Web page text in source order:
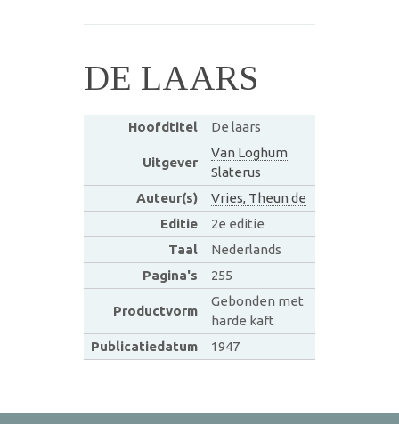
DE LAARS
Hoofdtitel De laars
Uitgever
Van Loghum
Slaterus
Auteur(s)
Vries, Theun de
Editie
2e editie
Taal
Nederlands
Pagina's
255
Productvorm
Gebonden met
harde kaft
Publicatiedatum
1947